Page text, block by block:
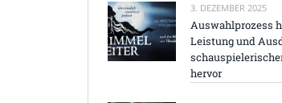
3. DEZEMBER 2025
Auswahlprozess
Leistung und
hervor